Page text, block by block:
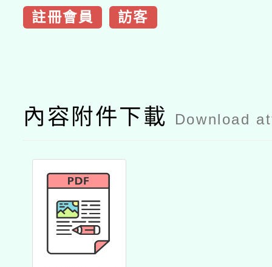
註冊會員 訪客
內容附件下載 Download